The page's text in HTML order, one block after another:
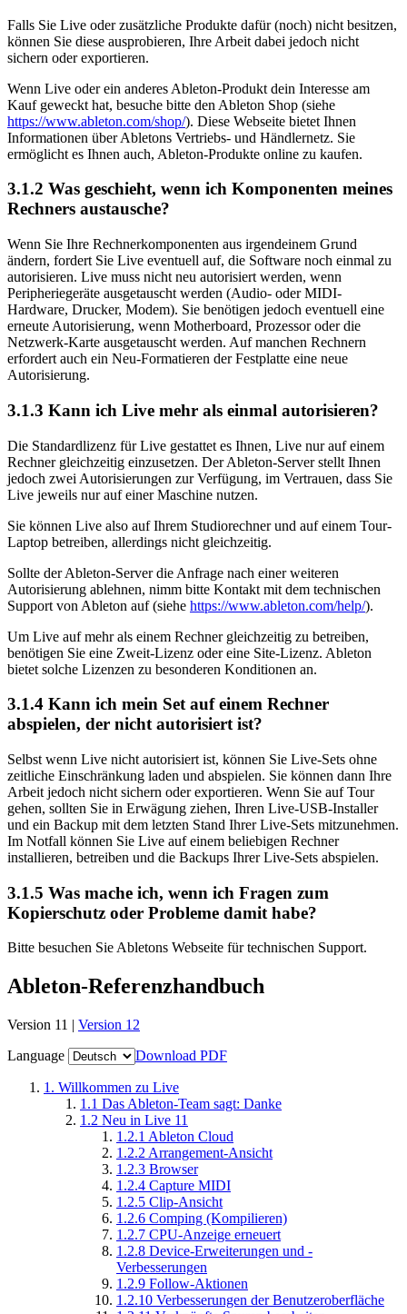
Falls Sie Live oder zusätzliche Produkte dafür (noch) nicht besitzen,
können Sie diese ausprobieren, Ihre Arbeit dabei jedoch nicht
sichern oder exportieren.
Wenn Live oder ein anderes Ableton-Produkt dein Interesse am
Kauf geweckt hat, besuche bitte den Ableton Shop (siehe
https://www.ableton.com/shop/). Diese Webseite bietet Ihnen
Informationen über Abletons Vertriebs- und Händlernetz. Sie
ermöglicht es Ihnen auch, Ableton-Produkte online zu kaufen.
3.1.2 Was geschieht, wenn ich Komponenten meines
Rechners austausche?
Wenn Sie Ihre Rechnerkomponenten aus irgendeinem Grund
ändern, fordert Sie Live eventuell auf, die Software noch einmal zu
autorisieren. Live muss nicht neu autorisiert werden, wenn
Peripheriegeräte ausgetauscht werden (Audio- oder MIDI-
Hardware, Drucker, Modem). Sie benötigen jedoch eventuell eine
erneute Autorisierung, wenn Motherboard, Prozessor oder die
Netzwerk-Karte ausgetauscht werden. Auf manchen Rechnern
erfordert auch ein Neu-Formatieren der Festplatte eine neue
Autorisierung.
3.1.3 Kann ich Live mehr als einmal autorisieren?
Die Standardlizenz für Live gestattet es Ihnen, Live nur auf einem
Rechner gleichzeitig einzusetzen. Der Ableton-Server stellt Ihnen
jedoch zwei Autorisierungen zur Verfügung, im Vertrauen, dass Sie
Live jeweils nur auf einer Maschine nutzen.
Sie können Live also auf Ihrem Studiorechner und auf einem Tour-
Laptop betreiben, allerdings nicht gleichzeitig.
Sollte der Ableton-Server die Anfrage nach einer weiteren
Autorisierung ablehnen, nimm bitte Kontakt mit dem technischen
Support von Ableton auf(siehe https://www.ableton.com/help/).
Um Live auf mehr als einem Rechner gleichzeitig zu betreiben,
benötigen Sie eine Zweit-Lizenz oder eine Site-Lizenz. Ableton
bietet solche Lizenzen zu besonderen Konditionen an.
3.1.4 Kann ich mein Set auf einem Rechner
abspielen, der nicht autorisiert ist?
Selbst wenn Live nicht autorisiert ist, können Sie Live-Sets ohne
zeitliche Einschränkung laden und abspielen. Sie können dann Ihre
Arbeit jedoch nicht sichern oder exportieren. Wenn Sie auf Tour
gehen, sollten Sie in Erwägung ziehen, Ihren Live-USB-Installer
und ein Backup mit dem letzten Stand Ihrer Live-Sets mitzunehmen.
Im Notfall können Sie Live auf einem beliebigen Rechner
installieren, betreiben und die Backups Ihrer Live-Sets abspielen.
3.1.5 Was mache ich, wenn ich Fragen zum
Kopierschutz oder Probleme damit habe?
Bitte besuchen Sie Abletons Webseite für technischen Support.
Ableton-Referenzhandbuch
Version 11 | Version 12
Language
Download PDF
1. Willkommen zu Live
1.1 Das Ableton-Team sagt: Danke
1.2 Neu in Live 11
1.2.1 Ableton Cloud
1.2.2 Arrangement-Ansicht
1.2.3 Browser
1.2.4 Capture MIDI
1.2.5 Clip-Ansicht
1.2.6 Comping (Kompilieren)
1.2.7 CPU-Anzeige erneuert
1.2.8 Device-Erweiterungen und -
Verbesserungen
1.2.9 Follow-Aktionen
1.2.10 Verbesserungen der Benutzeroberfläche